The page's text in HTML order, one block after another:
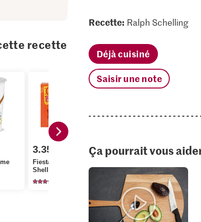
recette
3.35
Fiesta del Sol Taco
Shells
1.90
Migros Coriandre
532
Recette: Ralph Schelling
Déjà cuisiné
Saisir une note
Ça pourrait vous